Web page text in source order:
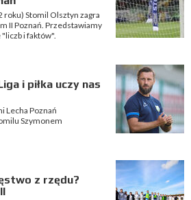
roku) Stomil Olsztyn zagra
II Poznań. Przedstawiamy
i faktów".
i piłka uczy nas
Lecha Poznań
Szymonem
z rzędu?